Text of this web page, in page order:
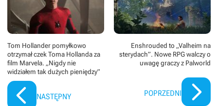
Tom Hollander pomyłkowo
otrzymał czek Toma Hollanda za
film Marvela. „Nigdy nie
widziałem tak dużych pieniędzy”
NASTĘPNY
Enshrouded to „Valheim na
sterydach”. Nowe RPG walczy o
uwagę graczy z Palworld
POPRZEDNI